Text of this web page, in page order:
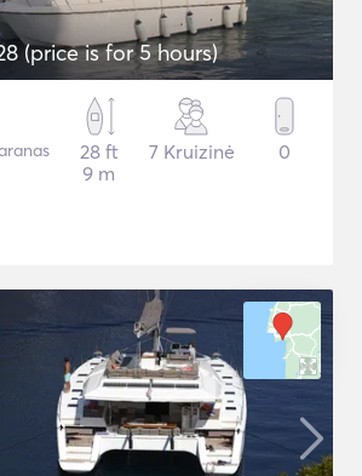
(price is for 5 hours)
28 ft
9 m
7 Kruizinė 0